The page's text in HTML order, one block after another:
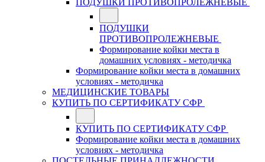
ПОДУШКИ ПРОТИВОПРОЛЕЖНЕВЫЕ
ПОДУШКИ
ПРОТИВОПРОЛЕЖНЕВЫЕ
Формирование койки места в
домашних условиях - методичка
Формирование койки места в домашних
условиях - методичка
МЕДИЦИНСКИЕ ТОВАРЫ
КУПИТЬ ПО СЕРТИФИКАТУ СФР
КУПИТЬ ПО СЕРТИФИКАТУ СФР
Формирование койки места в домашних
условиях - методичка